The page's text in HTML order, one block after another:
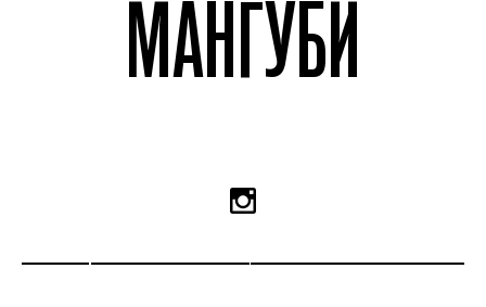
МАНГУБИ